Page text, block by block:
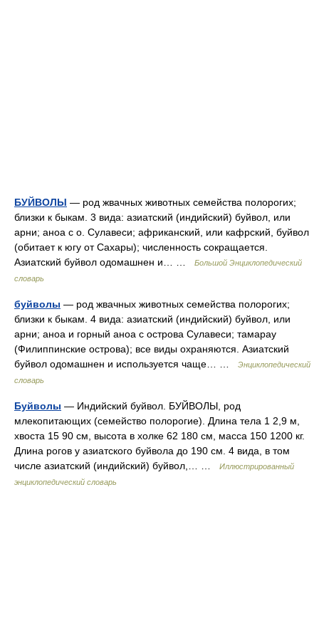
БУЙВОЛЫ — род жвачных животных семейства полорогих;
близки к быкам. 3 вида: азиатский (индийский) буйвол, или
арни; аноа с о. Сулавеси; африканский, или кафрский, буйвол
(обитает к югу от Сахары); численность сокращается.
Азиатский буйвол одомашнен и… …
Большой Энциклопедический
словарь
буйволы — род жвачных животных семейства полорогих;
близки к быкам. 4 вида: азиатский (индийский) буйвол, или
арни; аноа и горный аноа с острова Сулавеси; тамарау
(Филиппинские острова); все виды охраняются. Азиатский
буйвол одомашнен и используется чаще… …
Энциклопедический
словарь
Буйволы — Индийский буйвол. БУЙВОЛЫ, род
млекопитающих (семейство полорогие). Длина тела 1 2,9 м,
хвоста 15 90 см, высота в холке 62 180 см, масса 150 1200 кг.
Длина рогов у азиатского буйвола до 190 см. 4 вида, в том
числе азиатский (индийский) буйвол,… …
Иллюстрированный
энциклопедический словарь